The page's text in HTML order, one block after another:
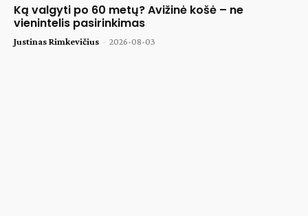
Ką valgyti po 60 metų? Avižinė košė – ne
vienintelis pasirinkimas
Justinas Rimkevičius - 2026-08-03